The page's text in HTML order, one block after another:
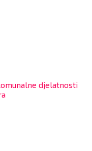
djelatnosti